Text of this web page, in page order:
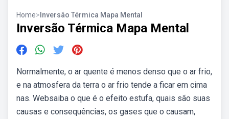
Home> Inversão Térmica Mapa Mental
Inversão Térmica Mapa Mental
Normalmente, o ar quente é menos denso que o ar frio,
e na atmosfera da terra o ar frio tende a ficar em cima
nas. Websaiba o que é o efeito estufa, quais são suas
causas e consequências, os gases que o causam,